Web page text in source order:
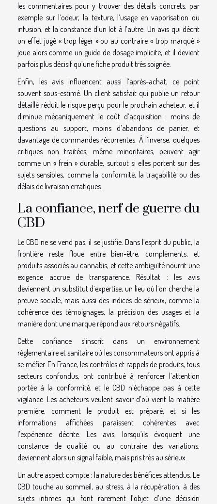
les commentaires pour y trouver des détails concrets, par
exemple sur l’odeur, la texture, l’usage en vaporisation ou
infusion, et la constance d’un lot à l’autre. Un avis qui décrit
un effet jugé « trop léger » ou au contraire « trop marqué »
joue alors comme un guide de dosage implicite, et il devient
parfois plus décisif qu’une fiche produit très soignée.
Enfin, les avis influencent aussi l’après-achat, ce point
souvent sous-estimé. Un client satisfait qui publie un retour
détaillé réduit le risque perçu pour le prochain acheteur, et il
diminue mécaniquement le coût d’acquisition : moins de
questions au support, moins d’abandons de panier, et
davantage de commandes récurrentes. À l’inverse, quelques
critiques non traitées, même minoritaires, peuvent agir
comme un « frein » durable, surtout si elles portent sur des
sujets sensibles, comme la conformité, la traçabilité ou des
délais de livraison erratiques.
La confiance, nerf de guerre du
CBD
Le CBD ne se vend pas, il se justifie. Dans l’esprit du public, la
frontière reste floue entre bien-être, compléments, et
produits associés au cannabis, et cette ambiguïté nourrit une
exigence accrue de transparence. Résultat : les avis
deviennent un substitut d’expertise, un lieu où l’on cherche la
preuve sociale, mais aussi des indices de sérieux, comme la
cohérence des témoignages, la précision des usages et la
manière dont une marque répond aux retours négatifs.
Cette confiance s’inscrit dans un environnement
réglementaire et sanitaire où les consommateurs ont appris à
se méfier. En France, les contrôles et rappels de produits, tous
secteurs confondus, ont contribué à renforcer l’attention
portée à la conformité, et le CBD n’échappe pas à cette
vigilance. Les acheteurs veulent savoir d’où vient la matière
première, comment le produit est préparé, et si les
informations affichées paraissent cohérentes avec
l’expérience décrite. Les avis, lorsqu’ils évoquent une
constance de qualité ou au contraire des variations,
deviennent alors un signal faible, mais pris très au sérieux.
Un autre aspect compte : la nature des bénéfices attendus. Le
CBD touche au sommeil, au stress, à la récupération, à des
sujets intimes qui font rarement l’objet d’une décision